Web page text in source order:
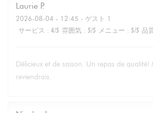
Laurie P
2026-08-04 - 12:45 - ゲスト 1
サービス : 4/5 雰囲気 : 5/5 メニュー : 5/5 品
Délicieux et de saison. Un repas de qualité!
reviendrais.